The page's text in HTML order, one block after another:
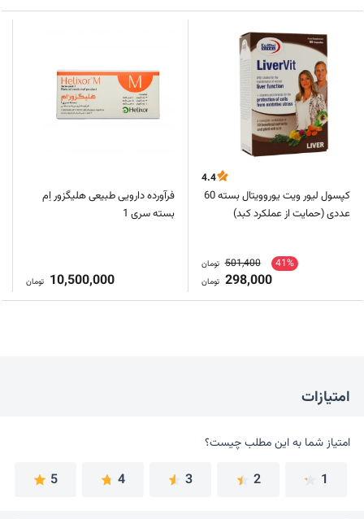
4.4
کپسول لیور ویت یوروویتال بسته 60
عددی (حمایت از عملکرد کبد)
41%
501,400 تومان
298,000 تومان
فرآورده دارویی طبیعی هلیگزور اِم
بسته سری 1
10,500,000 تومان
امتیازات
امتیاز شما به این مطلب چیست؟
امتیاز شما به این مطلب چیست؟
1
2
3
4
5